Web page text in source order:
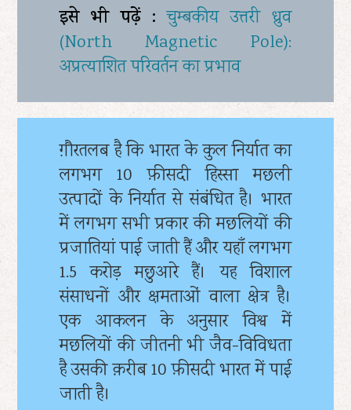
इसे भी पढ़ें : चुम्बकीय उत्तरी ध्रुव
(North Magnetic Pole):
अप्रत्याशित परिवर्तन का प्रभाव
ग़ौरतलब है कि भारत के कुल निर्यात का
लगभग 10 फ़ीसदी हिस्सा मछली
उत्पादों के निर्यात से संबंधित है। भारत
में लगभग सभी प्रकार की मछलियों की
प्रजातियां पाई जाती हैं और यहाँ लगभग
1.5 करोड़ मछुआरे हैं। यह विशाल
संसाधनों और क्षमताओं वाला क्षेत्र है।
एक आकलन के अनुसार विश्व में
मछलियों की जीतनी भी जैव-विविधता
है उसकी क़रीब 10 फ़ीसदी भारत में पाई
जाती है।